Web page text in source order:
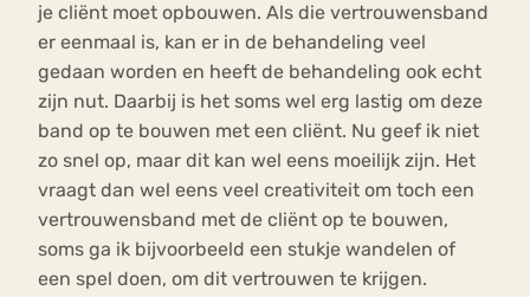
je cliënt moet opbouwen. Als die vertrouwensband
er eenmaal is, kan er in de behandeling veel
gedaan worden en heeft de behandeling ook echt
zijn nut. Daarbij is het soms wel erg lastig om deze
band op te bouwen met een cliënt. Nu geef ik niet
zo snel op, maar dit kan wel eens moeilijk zijn. Het
vraagt dan wel eens veel creativiteit om toch een
vertrouwensband met de cliënt op te bouwen,
soms ga ik bijvoorbeeld een stukje wandelen of
een spel doen, om dit vertrouwen te krijgen.